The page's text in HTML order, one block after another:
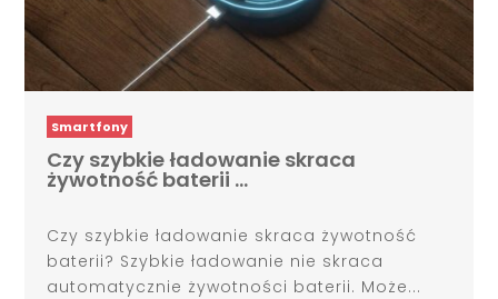
Smartfony
Czy szybkie ładowanie skraca
żywotność baterii …
Czy szybkie ładowanie skraca żywotność
baterii? Szybkie ładowanie nie skraca
automatycznie żywotności baterii. Może...